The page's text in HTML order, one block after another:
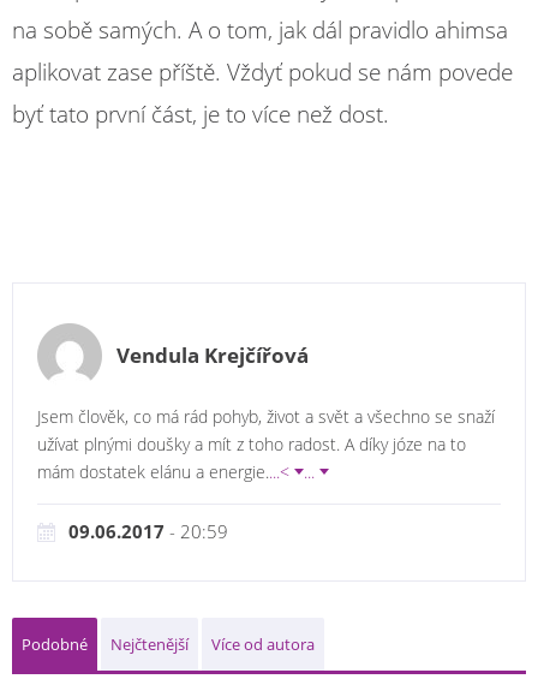
na sobě samých. A o tom, jak dál pravidlo ahimsa
aplikovat zase příště. Vždyť pokud se nám povede
byť tato první část, je to více než dost.
Vendula Krejčířová
Jsem člověk, co má rád pohyb, život a svět a všechno se snaží
užívat plnými doušky a mít z toho radost. A díky józe na to
mám dostatek elánu a energie....< ...
09.06.2017 - 20:59
Podobné Nejčtenější Více od autora